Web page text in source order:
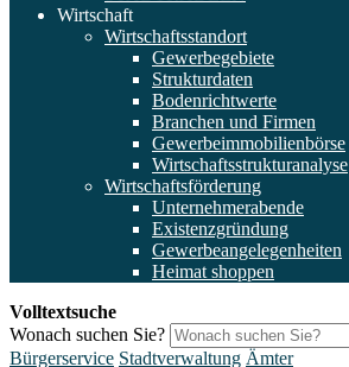
Wirtschaft
Wirtschaftsstandort
Gewerbegebiete
Strukturdaten
Bodenrichtwerte
Branchen und Firmen
Gewerbeimmobilienbörse
Wirtschaftsstrukturanalyse
Wirtschaftsförderung
Unternehmerabende
Existenzgründung
Gewerbeangelegenheiten
Heimat shoppen
Volltextsuche
Wonach suchen Sie?
Bürgerservice Stadtverwaltung Ämter